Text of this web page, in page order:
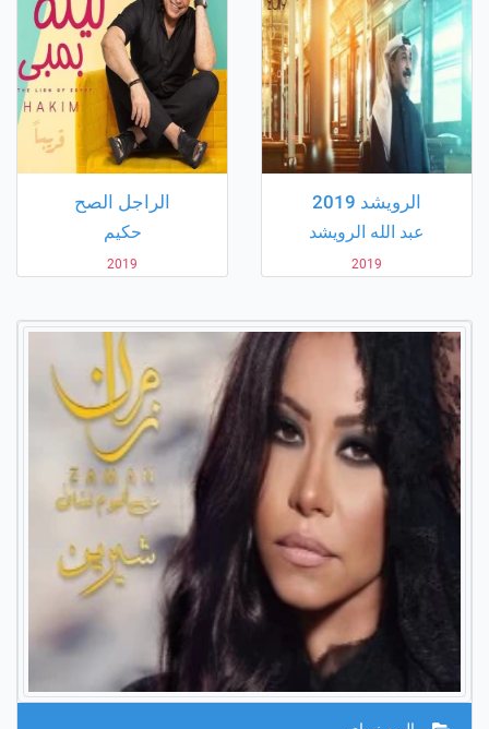
الرويشد 2019
عبد الله الرويشد
2019
الراجل الصح
حكيم
2019